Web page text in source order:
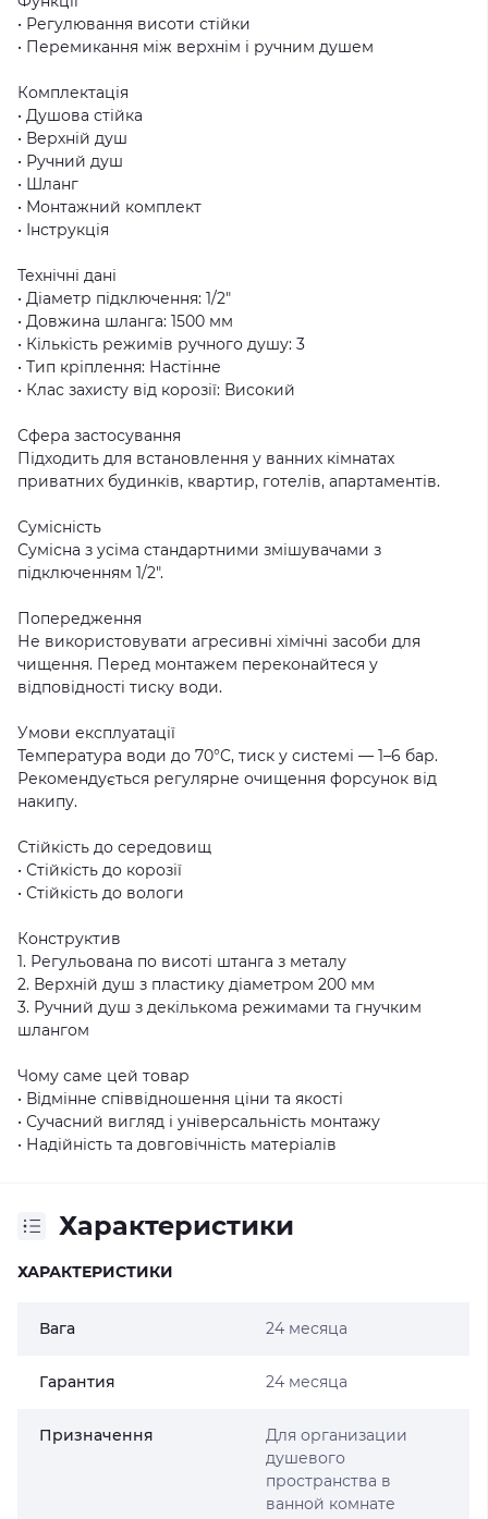
• Регулювання висоти стійки
• Перемикання між верхнім і ручним душем
Комплектація
• Душова стійка
• Верхній душ
• Ручний душ
• Шланг
• Монтажний комплект
• Інструкція
Технічні дані
• Діаметр підключення: 1/2"
• Довжина шланга: 1500 мм
• Кількість режимів ручного душу: 3
• Тип кріплення: Настінне
• Клас захисту від корозії: Високий
Сфера застосування
Підходить для встановлення у ванних кімнатах
приватних будинків, квартир, готелів, апартаментів.
Сумісність
Сумісна з усіма стандартними змішувачами з
підключенням 1/2".
Попередження
Не використовувати агресивні хімічні засоби для
чищення. Перед монтажем переконайтеся у
відповідності тиску води.
Умови експлуатації
Температура води до 70°C, тиск у системі — 1–6 бар.
Рекомендується регулярне очищення форсунок від
накипу.
Стійкість до середовищ
• Стійкість до корозії
• Стійкість до вологи
Конструктив
1. Регульована по висоті штанга з металу
2. Верхній душ з пластику діаметром 200 мм
3. Ручний душ з декількома режимами та гнучким
шлангом
Чому саме цей товар
• Відмінне співвідношення ціни та якості
• Сучасний вигляд і універсальність монтажу
• Надійність та довговічність матеріалів
Характеристики
ХАРАКТЕРИСТИКИ
Вага 24 месяца
Гарантия 24 месяца
Призначення
Для организации
душевого
пространства в
ванной комнате